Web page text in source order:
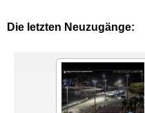
Die letzten Neuzugänge: